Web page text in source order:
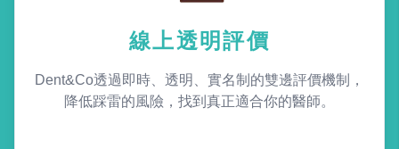
線上透明評價
Dent&Co透過即時、透明、實名制的雙邊評價機制，
降低踩雷的風險，找到真正適合你的醫師。